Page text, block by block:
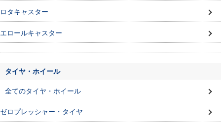
ロタキャスター
エロールキャスター
タイヤ・ホイール
全てのタイヤ・ホイール
ゼロプレッシャー・タイヤ